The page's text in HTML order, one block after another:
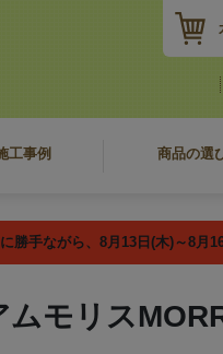
工事例 商品の選
勝手ながら、8月13日(木)～8月
ムモリス